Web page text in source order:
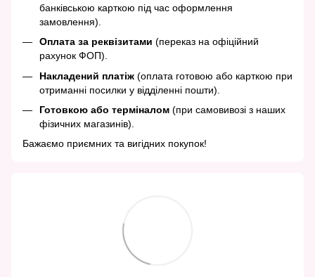
банківською карткою під час оформлення
замовлення).
Оплата за реквізитами (переказ на офіційний
рахунок ФОП).
Накладений платіж (оплата готовою або карткою при
отриманні посилки у відділенні пошти).
Готовкою або терміналом (при самовивозі з наших
фізичних магазинів).
Бажаємо приємних та вигідних покупок!